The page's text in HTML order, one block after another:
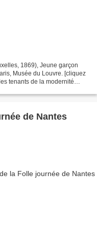
1869), Jeune garçon
Musée du Louvre. [cliquez
tenants de la modernité
de Nantes